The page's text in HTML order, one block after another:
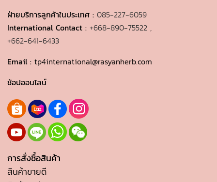
ฝ่ายบริการลูกค้าในประเทศ : 085-227-6059
International Contact : +668-890-75522 ,
+662-641-6433
Email : tp4international@rasyanherb.com
ช้อปออนไลน์
การสั่งซื้อสินค้า
สินค้าขายดี